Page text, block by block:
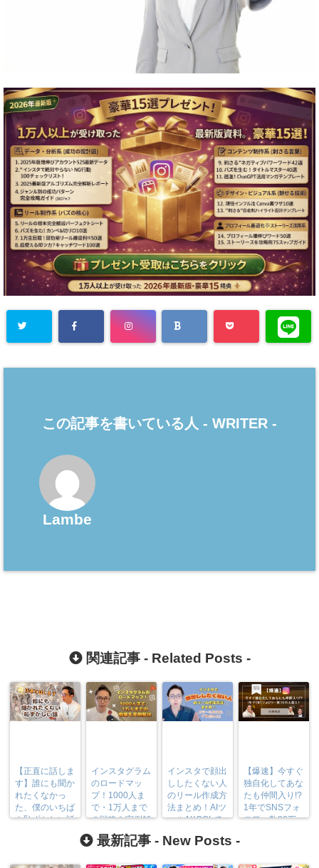
この記事を書いている人 - WRITER -
Lambe
関連記事 - Related Posts -
【正直に話しま
す】誰にも聞か
れたくなかっ
た、僕のいちば
ん恥ずかしい話
インスタグラム
のロードマッ
プ！1000人ま
で・1万人まで
の戦略を実例解
インスタで顔出
ししたくない人
のリール作成方
法まとめ！AIツ
ールAKOOLで
【爆速】今すぐ
独自化してあな
たも仲間入り!?
1年でSNSフォ
ロワー数30万
最新記事 - New Posts -